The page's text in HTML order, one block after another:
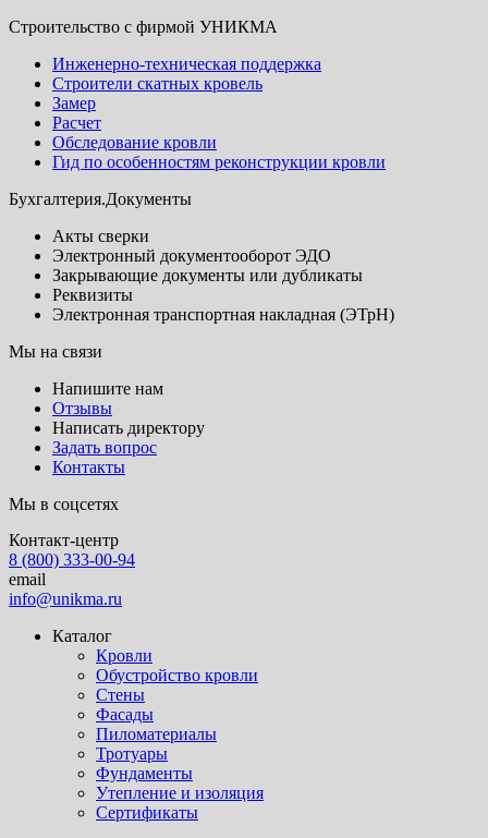
Строительство с фирмой УНИКМА
Инженерно-техническая поддержка
Строители скатных кровель
Замер
Расчет
Обследование кровли
Гид по особенностям реконструкции кровли
Бухгалтерия.Документы
Акты сверки
Электронный документооборот ЭДО
Закрывающие документы или дубликаты
Реквизиты
Электронная транспортная накладная (ЭТрН)
Мы на связи
Напишите нам
Отзывы
Написать директору
Задать вопрос
Контакты
Мы в соцсетях
Контакт-центр
8 (800) 333-00-94
email
info@unikma.ru
Каталог
Кровли
Обустройство кровли
Стены
Фасады
Пиломатериалы
Тротуары
Фундаменты
Утепление и изоляция
Сертификаты